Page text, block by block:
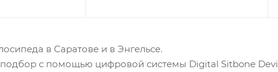
в Саратове и в Энгельсе.
с помощью цифровой системы Digital Sitbone